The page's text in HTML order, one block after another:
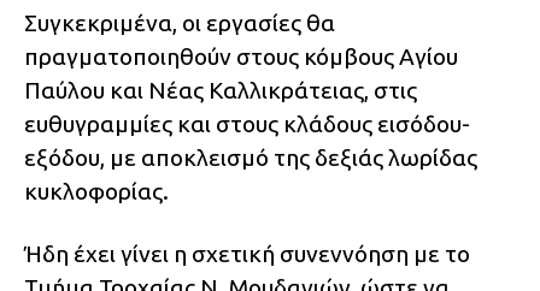
Συγκεκριμένα, οι εργασίες θα
πραγματοποιηθούν στους κόμβους Αγίου
Παύλου και Νέας Καλλικράτειας, στις
ευθυγραμμίες και στους κλάδους εισόδου-
εξόδου, με αποκλεισμό της δεξιάς λωρίδας
κυκλοφορίας.
Ήδη έχει γίνει η σχετική συνεννόηση με το